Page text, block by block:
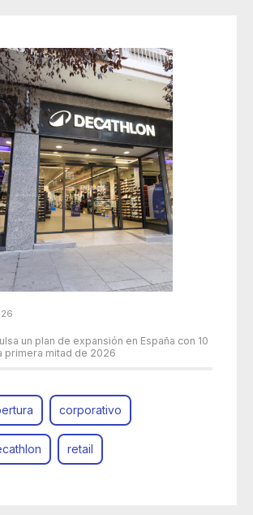
un plan de expansión en España con 10
primera mitad de 2026
corporativo
retail